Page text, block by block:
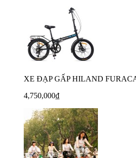
XE ĐẠP GẤP HILAND
4,750,000₫